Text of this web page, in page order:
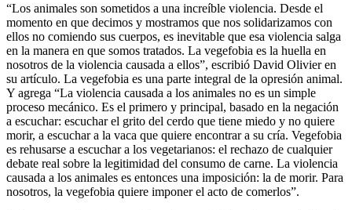
“Los animales son sometidos a una increíble violencia. Desde el
momento en que decimos y mostramos que nos solidarizamos con
ellos no comiendo sus cuerpos, es inevitable que esa violencia salga
en la manera en que somos tratados. La vegefobia es la huella en
nosotros de la violencia causada a ellos”, escribió David Olivier en
su artículo. La vegefobia es una parte integral de la opresión animal.
Y agrega “La violencia causada a los animales no es un simple
proceso mecánico. Es el primero y principal, basado en la negación
a escuchar: escuchar el grito del cerdo que tiene miedo y no quiere
morir, a escuchar a la vaca que quiere encontrar a su cría. Vegefobia
es rehusarse a escuchar a los vegetarianos: el rechazo de cualquier
debate real sobre la legitimidad del consumo de carne. La violencia
causada a los animales es entonces una imposición: la de morir. Para
nosotros, la vegefobia quiere imponer el acto de comerlos”.